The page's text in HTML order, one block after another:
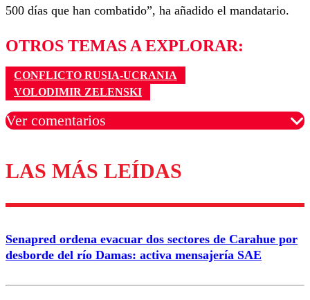
500 días que han combatido”, ha añadido el mandatario.
OTROS TEMAS A EXPLORAR:
CONFLICTO RUSIA-UCRANIA
VOLODIMIR ZELENSKI
Ver comentarios
Los comentarios son moderados para garantizar un
diálogo respetuoso.
Correo
LAS MÁS LEÍDAS
Senapred ordena evacuar dos sectores de Carahue por
desborde del río Damas: activa mensajería SAE